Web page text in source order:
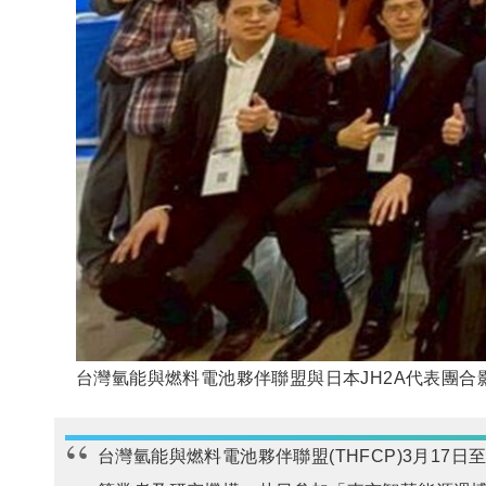
台灣氫能與燃料電池夥伴聯盟與日本JH2A代表團合
台灣氫能與燃料電池夥伴聯盟(THFCP)3月17日